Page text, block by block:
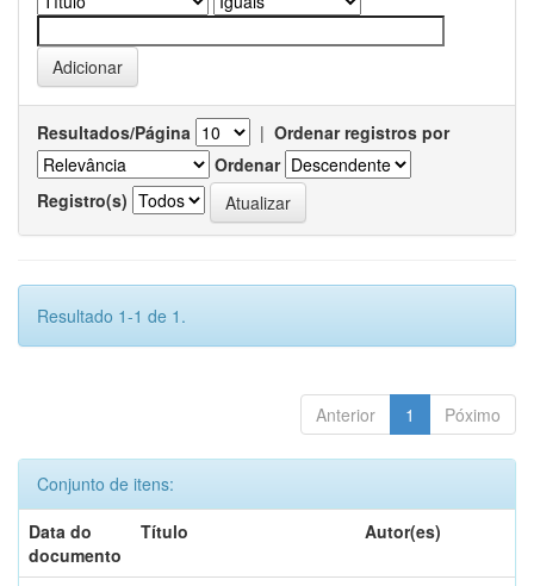
Resultados/Página | Ordenar registros por
Ordenar
Registro(s)
Resultado 1-1 de 1.
Anterior 1 Póximo
Conjunto de itens:
Data do
documento
Título Autor(es)